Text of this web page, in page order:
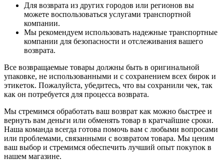
Для возврата из других городов или регионов вы
можете воспользоваться услугами транспортной
компании.
Мы рекомендуем использовать надежные транспортные
компании для безопасности и отслеживания вашего
возврата.
Все возвращаемые товары должны быть в оригинальной
упаковке, не использованными и с сохранением всех бирок и
этикеток. Пожалуйста, убедитесь, что вы сохранили чек, так
как он потребуется для процесса возврата.
Мы стремимся обработать ваш возврат как можно быстрее и
вернуть вам деньги или обменять товар в кратчайшие сроки.
Наша команда всегда готова помочь вам с любыми вопросами
или проблемами, связанными с возвратом товара. Мы ценим
ваш выбор и стремимся обеспечить лучший опыт покупок в
нашем магазине.